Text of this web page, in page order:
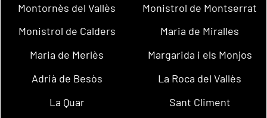
Montornès del Vallès
Monistrol de Montserrat
Monistrol de Calders
Maria de Miralles
Maria de Merlès
Margarida i els Monjos
Adrià de Besòs
La Roca del Vallès
La Quar
Sant Climent